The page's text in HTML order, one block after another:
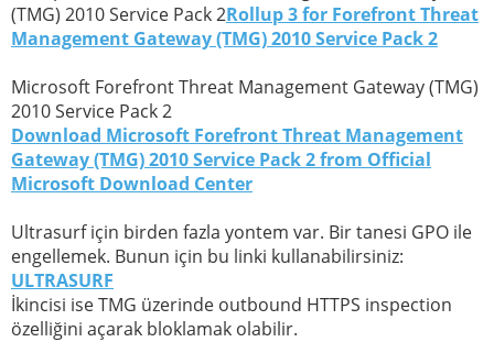
(TMG) 2010 Service Pack 2Rollup 3 for Forefront Threat
Management Gateway (TMG) 2010 Service Pack 2
Microsoft Forefront Threat Management Gateway (TMG)
2010 Service Pack 2
Download Microsoft Forefront Threat Management
Gateway (TMG) 2010 Service Pack 2 from Official
Microsoft Download Center
Ultrasurf için birden fazla yontem var. Bir tanesi GPO ile
engellemek. Bunun için bu linki kullanabilirsiniz:
ULTRASURF
İkincisi ise TMG üzerinde outbound HTTPS inspection
özelliğini açarak bloklamak olabilir.